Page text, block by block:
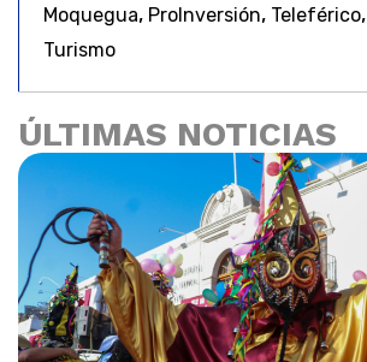
Moquegua, ProInversión, Teleférico,
Turismo
ÚLTIMAS NOTICIAS